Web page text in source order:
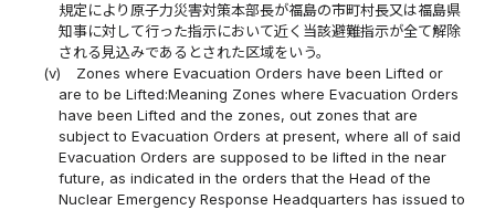
規定により原子力災害対策本部長が福島の市町村長又は福島県
知事に対して行った指示において近く当該避難指示が全て解除
される見込みであるとされた区域をいう。
(v)
Zones where Evacuation Orders have been Lifted or
are to be Lifted:Meaning Zones where Evacuation Orders
have been Lifted and the zones, out zones that are
subject to Evacuation Orders at present, where all of said
Evacuation Orders are supposed to be lifted in the near
future, as indicated in the orders that the Head of the
Nuclear Emergency Response Headquarters has issued to